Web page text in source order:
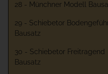
28 - Münchner Modell
29 - Schiebetor
Bausatz
30 - Schiebetor Freitragend
Bausatz